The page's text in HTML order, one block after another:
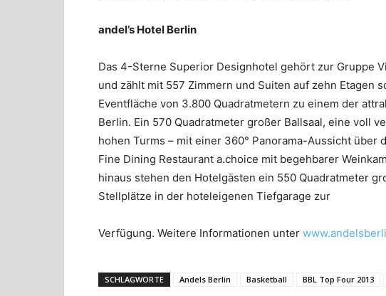
andel’s Hotel Berlin
Das 4-Sterne Superior Designhotel gehört zur Gruppe
und zählt mit 557 Zimmern und Suiten auf zehn Etagen
Eventfläche von 3.800 Quadratmetern zu einem der
Berlin. Ein 570 Quadratmeter großer Ballsaal, eine voll
hohen Turms – mit einer 360° Panorama-Aussicht über
Fine Dining Restaurant a.choice mit begehbarer
hinaus stehen den Hotelgästen ein 550 Quadratmeter
Stellplätze in der hoteleigenen Tiefgarage zur
Verfügung. Weitere Informationen unter
SCHLAGWORTE Andels Berlin Basketball BBL Top Four 2013